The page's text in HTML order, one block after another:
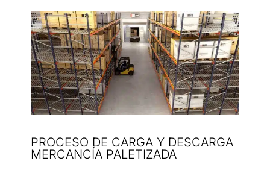
PROCESO DE CARGA Y DESCARGA
MERCANCÍA PALETIZADA